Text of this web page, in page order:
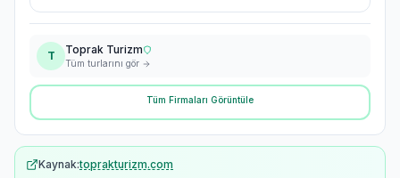
T Toprak Turizm
Tüm turlarını gör
Tüm Firmaları Görüntüle
Kaynak:toprakturizm.com